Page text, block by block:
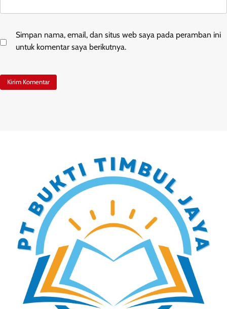
Simpan nama, email, dan situs web saya pada peramban ini
untuk komentar saya berikutnya.